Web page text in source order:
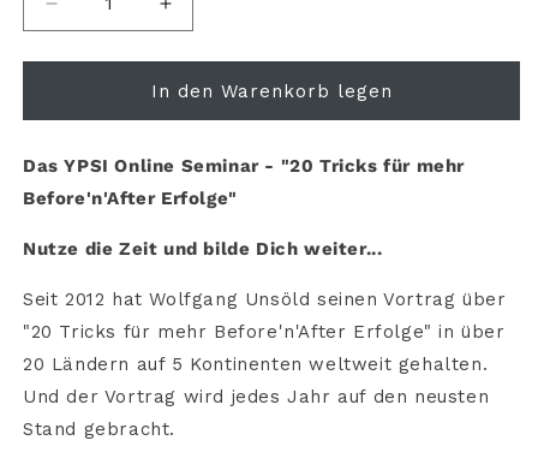
Verringere
die
Menge
20
für
mehr
Before&#39;n&#39;After
Erfolge
Monate
Erhöhe
die
Menge
für
20
für
mehr
Before&#39;n&#39;After
Erfolge
Monate
Zugang)
In den Warenkorb legen
Das YPSI Online Seminar - "20 Tricks für mehr
Before'n'After Erfolge"
Nutze die Zeit und bilde Dich weiter...
Seit 2012 hat Wolfgang Unsöld seinen Vortrag über
"20 Tricks für mehr Before'n'After Erfolge" in über
20 Ländern auf 5 Kontinenten weltweit gehalten.
Und der Vortrag wird jedes Jahr auf den neusten
Stand gebracht.